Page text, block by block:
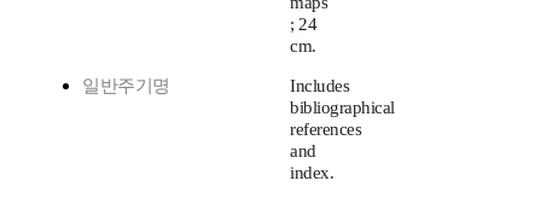
; 24
cm.
일반주기명
Includes
bibliographical
references
and
index.